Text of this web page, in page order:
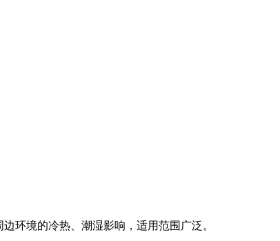
环境的冷热、潮湿影响，适用范围广泛。